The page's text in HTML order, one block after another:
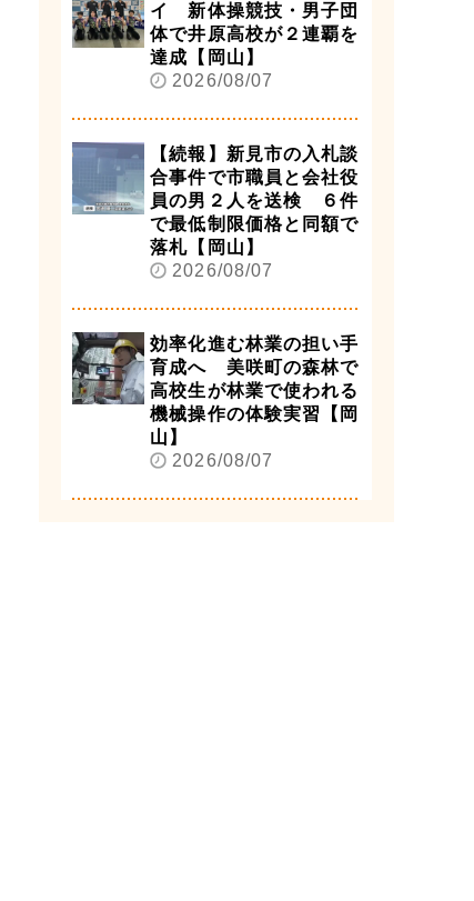
イ 新体操競技・男子団
体で井原高校が２連覇を
達成【岡山】
2026/08/07
【続報】新見市の入札談
合事件で市職員と会社役
員の男２人を送検 ６件
で最低制限価格と同額で
落札【岡山】
2026/08/07
効率化進む林業の担い手
育成へ 美咲町の森林で
高校生が林業で使われる
機械操作の体験実習【岡
山】
2026/08/07